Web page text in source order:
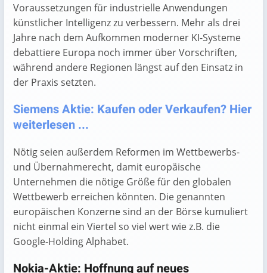
Voraussetzungen für industrielle Anwendungen
künstlicher Intelligenz zu verbessern. Mehr als drei
Jahre nach dem Aufkommen moderner KI-Systeme
debattiere Europa noch immer über Vorschriften,
während andere Regionen längst auf den Einsatz in
der Praxis setzten.
Siemens Aktie: Kaufen oder Verkaufen? Hier
weiterlesen ...
Nötig seien außerdem Reformen im Wettbewerbs-
und Übernahmerecht, damit europäische
Unternehmen die nötige Größe für den globalen
Wettbewerb erreichen könnten. Die genannten
europäischen Konzerne sind an der Börse kumuliert
nicht einmal ein Viertel so viel wert wie z.B. die
Google-Holding Alphabet.
Nokia-Aktie: Hoffnung auf neues